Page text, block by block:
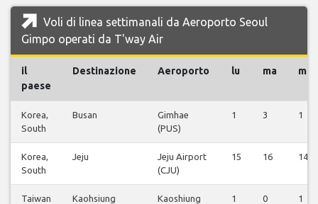
Voli di linea settimanali da Aeroporto Seoul
Gimpo operati da T'way Air
il
paese
Destinazione Aeroporto lu ma me
Korea,
South
Busan
Gimhae
(PUS)
1 3 1
Korea,
South
Jeju
Jeju Airport
(CJU)
15 16 14
Taiwan Kaohsiung
Kaoshiung
1 0 1